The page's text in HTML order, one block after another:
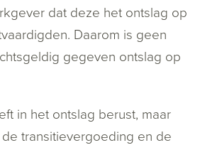
dat deze het ontslag op
Daarom is geen
gegeven ontslag op
in het ontslag berust, maar
transitievergoeding en de